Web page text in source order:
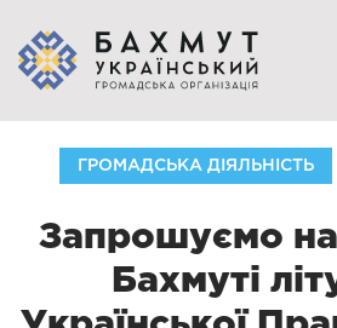
ГРОМАДСЬКА ДІЯЛЬНІСТЬ
Запрошуємо
Бахмуті